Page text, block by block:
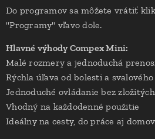
Do programov sa môžete vrátiť
"Programy" vľavo dole.
Hlavné výhody Compex Mini:
Malé rozmery a jednoduchá
Rýchla úľava od bolesti a
Jednoduché ovládanie bez
Vhodný na každodenné použitie
Ideálny na cesty, do práce aj domov